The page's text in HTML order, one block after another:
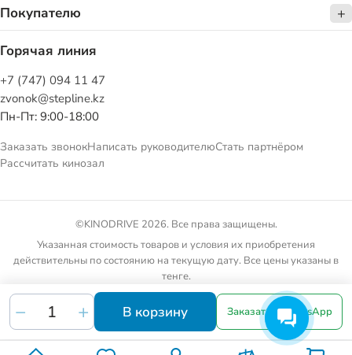
В корзину Заказать в WhatsApp
Покупателю
Горячая линия
+7 (747) 094 11 47
zvonok@stepline.kz
Пн-Пт: 9:00-18:00
Заказать звонокНаписать руководителюСтать партнёром
Рассчитать кинозал
©KINODRIVE 2026. Все права защищены.
Указанная стоимость товаров и условия их приобретения
действительны по состоянию на текущую дату. Все цены указаны в
тенге.
Товарные предложения на сайте не являются публичной офертой.